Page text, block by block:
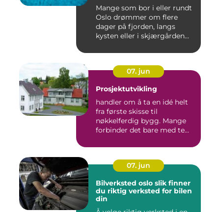
Mange som bor i eller rundt
Oslo drømmer om flere
dager på fjorden, langs
kysten eller i skjærgården...
07. jun
Prosjektutvikling
handler om å ta en idé helt
fra første skisse til
nøkkelferdig bygg. Mange
forbinder det bare med te...
07. jun
Bilverksted oslo slik finner
du riktig verksted for bilen
din